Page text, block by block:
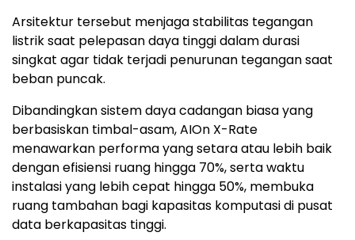
Arsitektur tersebut menjaga stabilitas tegangan
listrik saat pelepasan daya tinggi dalam durasi
singkat agar tidak terjadi penurunan tegangan saat
beban puncak.
Dibandingkan sistem daya cadangan biasa yang
berbasiskan timbal-asam, AIOn X-Rate
menawarkan performa yang setara atau lebih baik
dengan efisiensi ruang hingga 70%, serta waktu
instalasi yang lebih cepat hingga 50%, membuka
ruang tambahan bagi kapasitas komputasi di pusat
data berkapasitas tinggi.